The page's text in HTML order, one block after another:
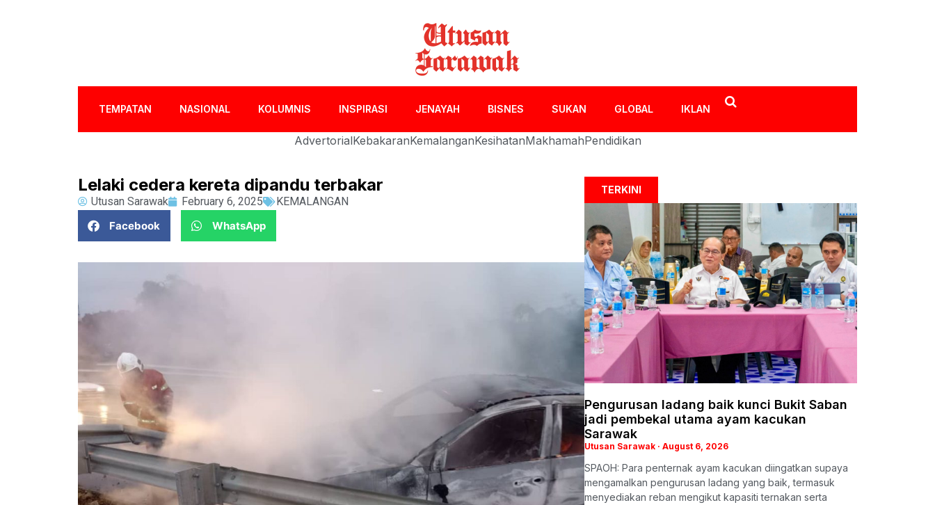
TEMPATAN NASIONAL KOLUMNIS INSPIRASI JENAYAH BISNES SUKAN GLOBAL IKLAN
AdvertorialKebakaranKemalanganKesihatanMakhamahPendidikan
Lelaki cedera kereta dipandu terbakar
Utusan Sarawak February 6, 2025
KEMALANGAN
Facebook
WhatsApp
TERKINI
Pengurusan ladang baik kunci Bukit Saban
jadi pembekal utama ayam kacukan
Sarawak
Utusan Sarawak August 6, 2026
SPAOH: Para penternak ayam kacukan diingatkan supaya
mengamalkan pengurusan ladang yang baik, termasuk
menyediakan reban mengikut kapasiti ternakan serta